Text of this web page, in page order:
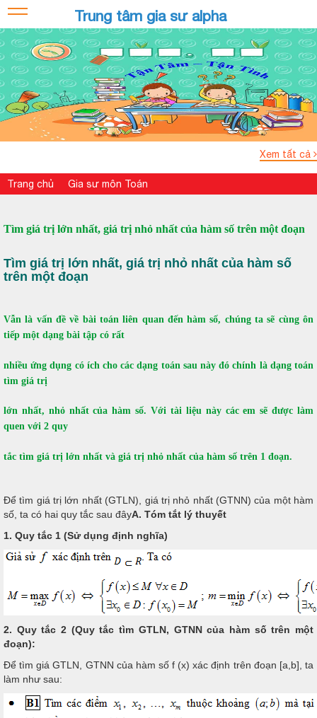
Trung tâm gia sư alpha
Xem tất cả
Trang chủ Gia sư môn Toán
Tìm giá trị lớn nhất, giá trị nhỏ nhất của hàm số trên một đoạn
Tìm giá trị lớn nhất, giá trị nhỏ nhất của hàm số
trên một đoạn
Vẫn là vấn đề về bài toán liên quan đến hàm số, chúng ta sẽ cùng ôn
tiếp một dạng bài tập có rất
nhiều ứng dụng có ích cho các dạng toán sau này đó chính là dạng toán
tìm giá trị
lớn nhất, nhỏ nhất của hàm số. Với tài liệu này các em sẽ được làm
quen với 2 quy
tắc tìm giá trị lớn nhất và giá trị nhỏ nhất của hàm số trên 1 đoạn.
Để tìm giá trị lớn nhất (GTLN), giá trị nhỏ nhất (GTNN) của một hàm
số, ta có hai quy tắc sau đâyA. Tóm tắt lý thuyết
1. Quy tắc 1 (Sử dụng định nghĩa)
2. Quy tắc 2 (Quy tắc tìm GTLN, GTNN của hàm số trên một
đoạn):
Để tìm giá GTLN, GTNN của hàm số f (x) xác định trên đoạn [a,b], ta
làm như sau: